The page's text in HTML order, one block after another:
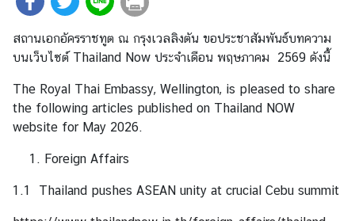
อ
ท
A
b
t
สถานเอกอัครราชทูต ณ กรุงเวลลิงตัน ขอประชาสัมพันธ์บทความ
บนเว็บไซต์ Thailand Now ประจำเดือน พฤษภาคม 2569 ดังนี้
The Royal Thai Embassy, Wellington, is pleased to share
the following articles published on Thailand NOW
website for May 2026.
Foreign Affairs
1.1 Thailand pushes ASEAN unity at crucial Cebu summit